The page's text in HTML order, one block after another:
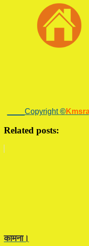
____Copyright©
Related posts:
कामना।